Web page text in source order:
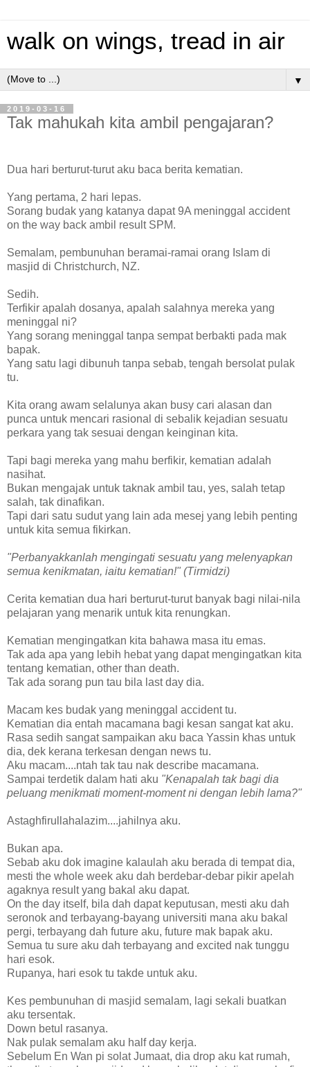
walk on wings, tread in air
▼
2019-03-16
Tak mahukah kita ambil pengajaran?
Dua hari berturut-turut aku baca berita kematian.
Yang pertama, 2 hari lepas.
Sorang budak yang katanya dapat 9A meninggal accident
on the way back ambil result SPM.
Semalam, pembunuhan beramai-ramai orang Islam di
masjid di Christchurch, NZ.
Sedih.
Terfikir apalah dosanya, apalah salahnya mereka yang
meninggal ni?
Yang sorang meninggal tanpa sempat berbakti pada mak
bapak.
Yang satu lagi dibunuh tanpa sebab, tengah bersolat pulak
tu.
Kita orang awam selalunya akan busy cari alasan dan
punca untuk mencari rasional di sebalik kejadian sesuatu
perkara yang tak sesuai dengan keinginan kita.
Tapi bagi mereka yang mahu berfikir, kematian adalah
nasihat.
Bukan mengajak untuk taknak ambil tau, yes, salah tetap
salah, tak dinafikan.
Tapi dari satu sudut yang lain ada mesej yang lebih penting
untuk kita semua fikirkan.
"Perbanyakkanlah mengingati sesuatu yang melenyapkan
semua kenikmatan, iaitu kematian!" (Tirmidzi)
Cerita kematian dua hari berturut-turut banyak bagi nilai-nila
pelajaran yang menarik untuk kita renungkan.
Kematian mengingatkan kita bahawa masa itu emas.
Tak ada apa yang lebih hebat yang dapat mengingatkan kita
tentang kematian, other than death.
Tak ada sorang pun tau bila last day dia.
Macam kes budak yang meninggal accident tu.
Kematian dia entah macamana bagi kesan sangat kat aku.
Rasa sedih sangat sampaikan aku baca Yassin khas untuk
dia, dek kerana terkesan dengan news tu.
Aku macam....ntah tak tau nak describe macamana.
Sampai terdetik dalam hati aku "Kenapalah tak bagi dia
peluang menikmati moment-moment ni dengan lebih lama?"
Astaghfirullahalazim....jahilnya aku.
Bukan apa.
Sebab aku dok imagine kalaulah aku berada di tempat dia,
mesti the whole week aku dah berdebar-debar pikir apelah
agaknya result yang bakal aku dapat.
On the day itself, bila dah dapat keputusan, mesti aku dah
seronok and terbayang-bayang universiti mana aku bakal
pergi, terbayang dah future aku, future mak bapak aku.
Semua tu sure aku dah terbayang and excited nak tunggu
hari esok.
Rupanya, hari esok tu takde untuk aku.
Kes pembunuhan di masjid semalam, lagi sekali buatkan
aku tersentak.
Down betul rasanya.
Nak pulak semalam aku half day kerja.
Sebelum En Wan pi solat Jumaat, dia drop aku kat rumah,